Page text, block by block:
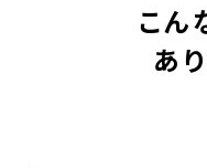
こん
あ